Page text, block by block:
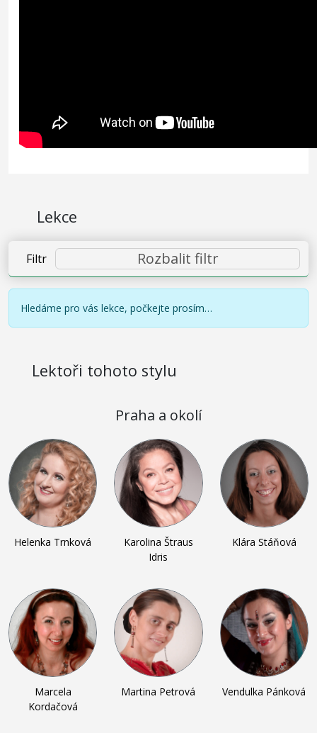
Lekce
Filtr Rozbalit filtr
Hledáme pro vás lekce, počkejte prosím…
Lektoři tohoto stylu
Praha a okolí
Helenka Trnková
Karolina Štraus
Idris
Klára Stáňová
Marcela
Kordačová
Martina Petrová Vendulka Pánková